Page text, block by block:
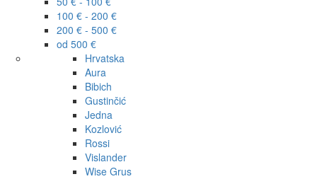
100 € - 200 €
200 € - 500 €
od 500 €
Hrvatska
Aura
Bibich
Gustinčić
Jedna
Kozlović
Rossi
Vislander
Wise Grus